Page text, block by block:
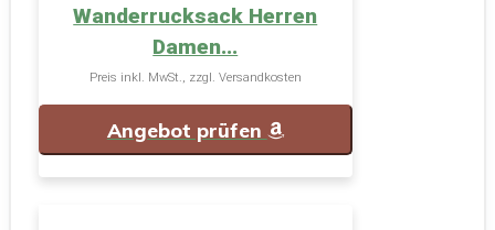
Wanderrucksack Herren
Damen...
Preis inkl. MwSt., zzgl. Versandkosten
Angebot prüfen